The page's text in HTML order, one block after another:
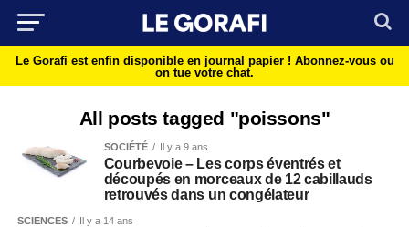
Le Gorafi est enfin disponible en journal papier ! Abonnez-vous ou
on tue votre chat.
All posts tagged "poissons"
SOCIÉTÉ Il y a 9 ans
Courbevoie – Les corps éventrés et
découpés en morceaux de 12 cabillauds
retrouvés dans un congélateur
SCIENCES Il y a 14 ans